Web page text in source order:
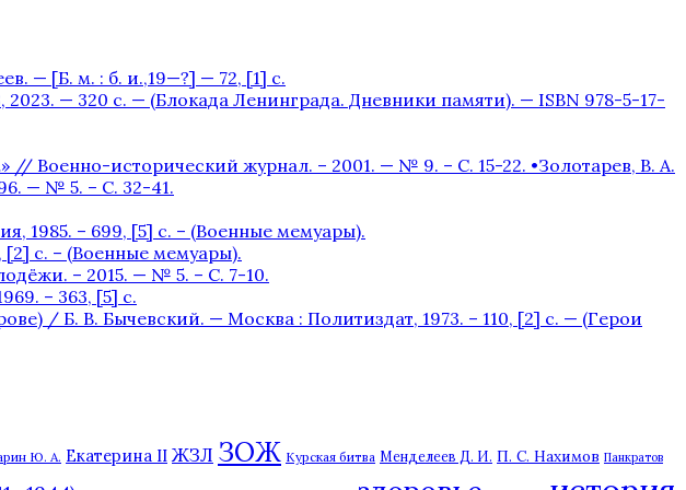
— [Б. м. : б. и.,19—?] — 72, [1] с.
— 320 с. — (Блокада Ленинграда. Дневники памяти). — ISBN 978-5-17-
Военно-исторический журнал. – 2001. — № 9. – С. 15-22. •Золотарев, В. А.
— № 5. – С. 32-41.
1985. – 699, [5] с. – (Военные мемуары).
c. – (Военные мемуары).
– 2015. — № 5. – С. 7-10.
– 363, [5] с.
/ Б. В. Бычевский. — Москва : Политиздат, 1973. – 110, [2] с. — (Герои
Ю. А. Екатерина II ЖЗЛ ЗОЖ Курская битва Менделеев Д. И. П. С. Нахимов Панкратов